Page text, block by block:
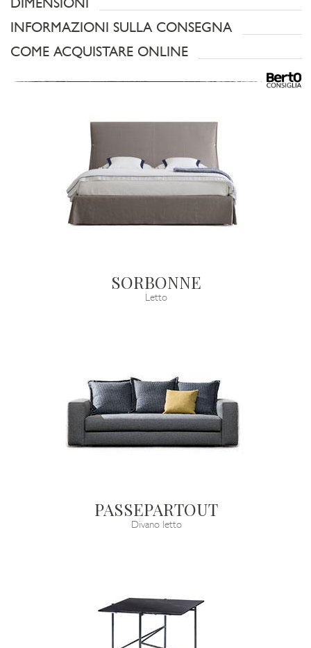
DIMENSIONI
INFORMAZIONI SULLA CONSEGNA
COME ACQUISTARE ONLINE
SORBONNE
Letto
PASSEPARTOUT
Divano letto